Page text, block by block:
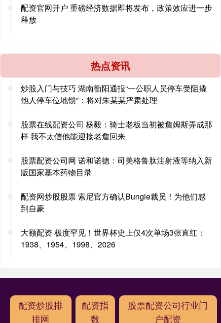
配资官网开户 重磅经济数据即将发布，政策效应进一步
释放
热点资讯
炒股入门与技巧 湖南衡阳通报“一公职人员停车受阻撬
他人停车位地锁”：将对朱某某严肃处理
股票在线配资公司 杨毅：骑士老板当初被詹姆斯弄成那
样 我不太信他能迎接老詹回来
股票配资公司网 诺和诺德：司美格鲁肽注射液等纳入新
版国家基本药物目录
配资网炒股股票 索尼官方确认Bungie裁员！为他们感
到自豪
大额配资 极度罕见！世界杯史上仅4次单场3张直红：
1938、1954、1998、2026
配资炒股排
排网
配资指
数
股票配资公司行业门
户配资